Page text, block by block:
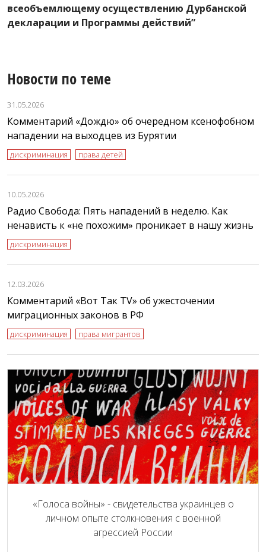
всеобъемлющему осуществлению Дурбанской
декларации и Программы действий”
Новости по теме
31.05.2026
Комментарий «Дождю» об очередном ксенофобном
нападении на выходцев из Бурятии
дискриминация права детей
10.05.2026
Радио Свобода: Пять нападений в неделю. Как
ненависть к «не похожим» проникает в нашу жизнь
дискриминация
12.03.2026
Комментарий «Вот Так TV» об ужесточении
миграционных законов в РФ
дискриминация права мигрантов
«Голоса войны» - свидетельства украинцев о
личном опыте столкновения с военной
агрессией России